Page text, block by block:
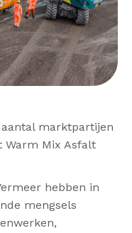
marktpartijen
Warm Mix Asfalt
hebben in
mengsels